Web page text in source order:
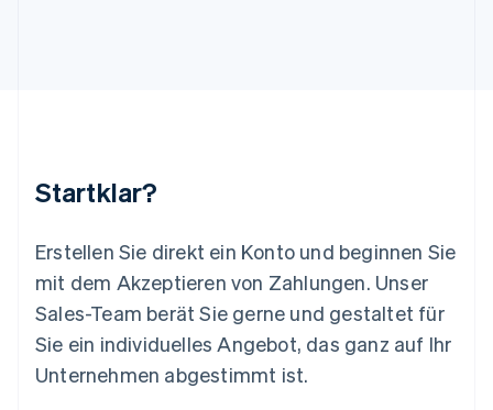
Startklar?
Erstellen Sie direkt ein Konto und beginnen Sie
mit dem Akzeptieren von Zahlungen. Unser
Sales-Team berät Sie gerne und gestaltet für
Sie ein individuelles Angebot, das ganz auf Ihr
Unternehmen abgestimmt ist.
Español English
Niederlande
NederlandsEnglish
English
Österreich
Deutsch
Polen